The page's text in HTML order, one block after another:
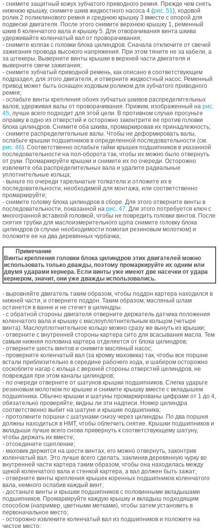
- снимите защитный кожух зубчатого приводного ремня. Прежде чем снять
нижнюю крышку, снимите шкив жидкостного насоса 4 (рис. 51), ходовой
ролик 2 поликлинового ремня и среднюю крышку 3 вместе с опорой для
подвески двигателя. После этого снимите верхнюю крышку 1, ременный
шкив 6 коленчатого вала и крышку 5. Для отворачивания винта шкива
удерживайте коленчатый вал от проворачивания;
- снимите колпак с головки блока цилиндров. Сначала отключите от свечей
зажигания провода высокого напряжения. При этом тяните не за кабели, а
за штекеры. Выверните винты крышки в верхней части двигателя и
выверните свечи зажигания;
- снимите зубчатый приводной ремень, как описано в соответствующем
подраздел, для этого двигателя, и отверните жидкостный насос. Ременный
привод может быть оснащен ходовым роликом для зубчатого приводного
ремня;
- ослабьте винты крепления обоих зубчатых шкивов распределительных
валов, удерживая валы от проворачивания. Прижим, изображенный на рис.
45, лучше всего подходит для этой цели. В противном случае просуньте
оправку в одно из отверстий и осторожно законтрите ее против головки
блока цилиндров. Снимите оба шкива, промаркировав их принадлежность;
- снимите распределительные валы. Чтобы не деформировать валы,
ослабьте крышки подшипников в определенной последовательности (см.
рис. 46). Соответственно ослабьте гайки крышек подшипников в указанной
последовательности на пол-оборота так, чтобы их можно было отвернуть
от руки. Промаркируйте крышки и снимите их по очереди. Осторожно
извлеките оба распределительных вала и удалите радиальные
уплотнительные кольца;
- выньте по очереди тарельчатые толкатели и отложите их в
последовательности, необходимой для монтажа, или соответственно
промаркируйте;
- снимите головку блока цилиндров в сборе. Для этого отверните винты в
последовательности, показанной на рис. 47. Для этого потребуется ключ с
многогранной вставной головкой, чтобы не повредить головки винтов. После
снятия трубки для маслоизмерительного щупа снимите головку блока
цилиндров (в случае необходимости помогая резиновым молотком) и
положите ее на два деревянных чурбачка;
Примечание
Винты крепления головки блока цилиндров этих двигателей можно
использовать только дважды, поэтому промаркируйте их одним или
двумя ударами кернера. Если винты уже имеют две насечки от удара
кернером, значит, они уже дважды использовались.
- выровняйте двигатель таким образом, чтобы поддон картера находился в
нижней части, и отверните поддон. Таким образом, масляный шлам
останется в ванне и не стечет в цилиндры.
- с обратной стороны двигателя отверните держатель датчика положения
коленчатого вала и крышку с маслоуплотнительным кольцом (четыре
винта). Маслоуплотнительное кольцо можно сразу же вынуть из крышки;
- отверните с внутренней стороны картера сито для всасывания масла. Тем
самым нижняя половина картера отделяется от блока цилиндров;
- отверните шесть винтов и снимите масляный насос;
- проверните коленчатый вал (за кромку маховика) так, чтобы все поршни
встали приблизительно в середине рабочего хода, и шабером осторожно
соскоблите нагар с кольца с верхней стороны отверстий цилиндров, не
повреждая при этом каналы цилиндров;
- по очереди отверните от шатунов крышки подшипников. Слегка ударьте
резиновым молотком по крышке и снимите крышку вместе с вкладышем
подшипника. Обычно крышки и шатуны промаркированы цифрами от 1 до 4,
обязательно проверяйте, видны ли эти надписи. Номер цилиндра
соответственно выбит на шатуне и крышке подшипника;
- протолкните поршни с шатунами снизу через цилиндры. По два поршня
должны находиться в НМТ, чтобы облегчить снятие. Крышки подшипников и
вкладыши лучше всего снова привернуть к соответствующему шатуну,
чтобы держать их вместе;
- отсоедините сцепление;
- маховик держится на шести винтах, его можно отвернуть, законтрив
коленчатый вал. Это лучше всего сделать, заклинив деревянную чурку во
внутренней части картера таким образом, чтобы она находилась между
щекой коленчатого вала и стенкой картера, а вал должен быть зажат;
- отверните винты крепления крышек коренных подшипников коленчатого
вала, немного ослабив каждый винт;
- достаньте винты и крышки подшипников с половинными вкладышами
подшипников. Промаркируйте каждую крышку и вкладыш подходящим
способом (например, цветными метками), чтобы затем установить в
первоначальное место;
- осторожно извлеките коленчатый вал из подшипников и положите на
чистое место;